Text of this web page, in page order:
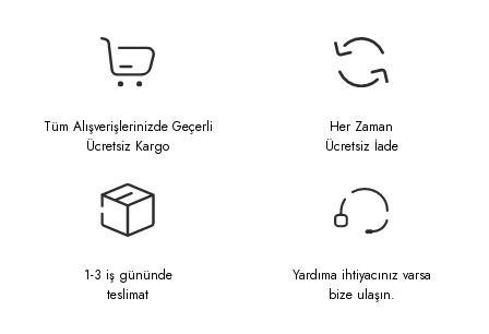
Tüm Alışverişlerinizde Geçerli
Ücretsiz Kargo
Her Zaman
Ücretsiz İade
1-3 iş gününde
teslimat
Yardıma ihtiyacınız varsa
bize ulaşın.